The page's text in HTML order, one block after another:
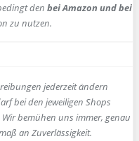
den bei Amazon und bei
zu nutzen.
jederzeit ändern
bei den jeweiligen Shops
bemühen uns immer, genau
an Zuverlässigkeit.